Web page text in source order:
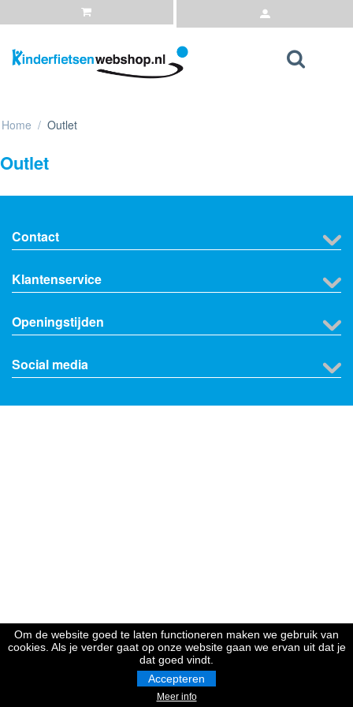
Om de website goed te laten functioneren maken we gebruik van
cookies. Als je verder gaat op onze website gaan we ervan uit dat je
dat goed vindt.
Accepteren
Meer info
Home / Outlet
Outlet
Contact
Klantenservice
Openingstijden
Social media